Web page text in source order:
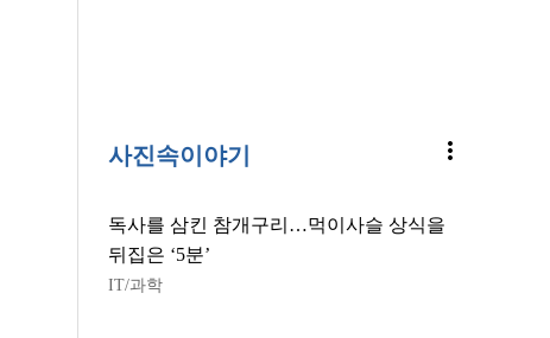
사진속이야기 more_vert
독사를 삼킨 참개구리…먹이사슬 상식을
뒤집은 ‘5분’
IT/과학